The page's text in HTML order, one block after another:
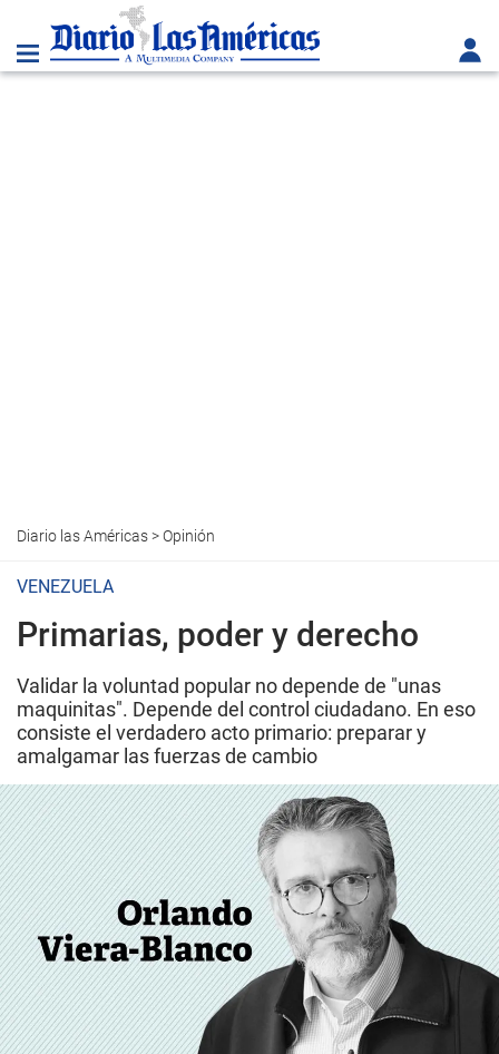
Diario las Américas>Opinión
VENEZUELA
Primarias, poder y derecho
Validar la voluntad popular no depende de "unas
maquinitas". Depende del control ciudadano. En eso
consiste el verdadero acto primario: preparar y
amalgamar las fuerzas de cambio